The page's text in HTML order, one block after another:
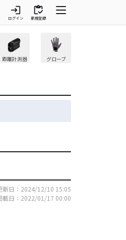
login
ログイン
inventory
新規登録
距離計測器 グローブ
新日：2024/12/10 15:05
載日：2022/01/17 00:00